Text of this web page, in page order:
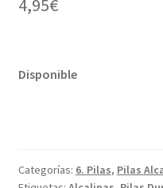
4,95€
Disponible
Categorías: 6. Pilas, Pilas